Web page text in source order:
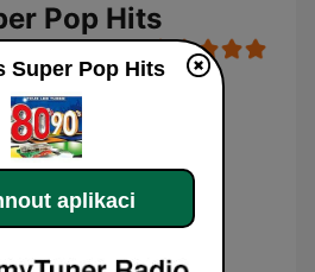
Pop Hits
& 90s
Super Pop Hits:
Super Pop Hits
aplikaci